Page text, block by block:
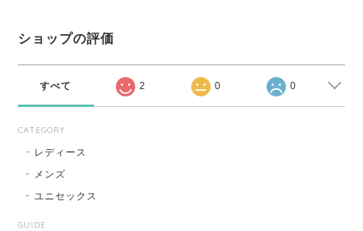
ショップの評価
すべて 2 0 0
CATEGORY
レディース
メンズ
ユニセックス
GUIDE